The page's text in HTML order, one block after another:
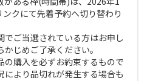
クにて先着予約へ切り替わり
ご当選されている方はお申し
じめご了承ください。
購入を必ずお約束するもので
により品切れが発生する場合も